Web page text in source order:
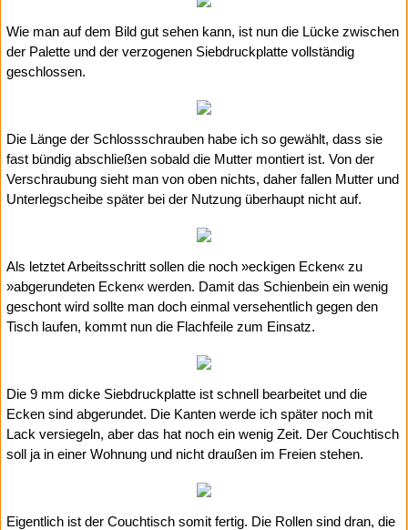
Wie man auf dem Bild gut sehen kann, ist nun die Lücke zwischen
der Palette und der verzogenen Siebdruckplatte vollständig
geschlossen.
Die Länge der Schlossschrauben habe ich so gewählt, dass sie
fast bündig abschließen sobald die Mutter montiert ist. Von der
Verschraubung sieht man von oben nichts, daher fallen Mutter und
Unterlegscheibe später bei der Nutzung überhaupt nicht auf.
Als letztet Arbeitsschritt sollen die noch »eckigen Ecken« zu
»abgerundeten Ecken« werden. Damit das Schienbein ein wenig
geschont wird sollte man doch einmal versehentlich gegen den
Tisch laufen, kommt nun die Flachfeile zum Einsatz.
Die 9 mm dicke Siebdruckplatte ist schnell bearbeitet und die
Ecken sind abgerundet. Die Kanten werde ich später noch mit
Lack versiegeln, aber das hat noch ein wenig Zeit. Der Couchtisch
soll ja in einer Wohnung und nicht draußen im Freien stehen.
Eigentlich ist der Couchtisch somit fertig. Die Rollen sind dran, die